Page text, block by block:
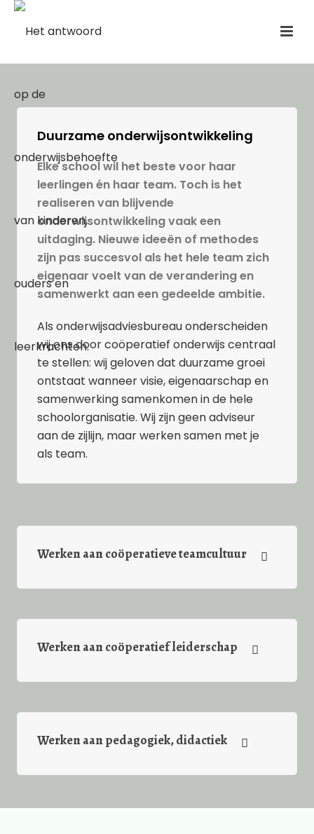
Duurzame onderwijsontwikkeling
Elke school wil het beste voor haar
leerlingen én haar team. Toch is het
realiseren van blijvende
onderwijsontwikkeling vaak een
uitdaging. Nieuwe ideeën of methodes
zijn pas succesvol als het hele team zich
eigenaar voelt van de verandering en
samenwerkt aan een gedeelde ambitie.
Als onderwijsadviesbureau onderscheiden
wij ons door coöperatief onderwijs centraal
te stellen: wij geloven dat duurzame groei
ontstaat wanneer visie, eigenaarschap en
samenwerking samenkomen in de hele
schoolorganisatie. Wij zijn geen adviseur
aan de zijlijn, maar werken samen met je
als team.
Werken aan coöperatieve teamcultuur
Werken aan coöperatief leiderschap
Werken aan pedagogiek, didactiek